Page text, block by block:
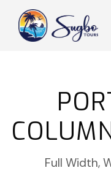
Full Width,